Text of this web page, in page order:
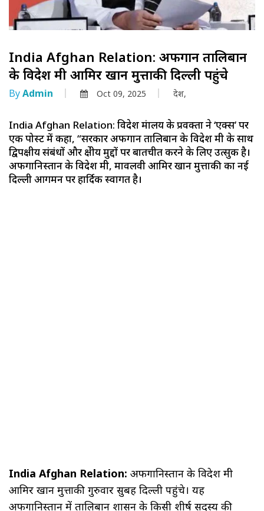
India Afghan Relation: अफगान तालिबान
के विदेश मंत्री आमिर खान मुत्ताकी दिल्ली पहुंचे
ByAdmin Oct 09, 2025 देश,
India Afghan Relation: विदेश मंत्रालय के प्रवक्ता ने ‘एक्स’ पर
एक पोस्ट में कहा, “सरकार अफगान तालिबान के विदेश मंत्री के साथ
द्विपक्षीय संबंधों और क्षेत्रीय मुद्दों पर बातचीत करने के लिए उत्सुक है।
अफगानिस्तान के विदेश मंत्री, मावलवी आमिर खान मुत्ताकी का नई
दिल्ली आगमन पर हार्दिक स्वागत है।
India Afghan Relation: अफगानिस्तान के विदेश मंत्री
आमिर खान मुत्ताकी गुरुवार सुबह दिल्ली पहुंचे। यह
अफगानिस्तान में तालिबान शासन के किसी शीर्ष सदस्य की